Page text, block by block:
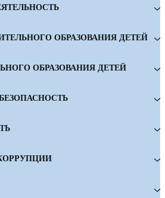
ОБРАЗОВАНИЯ ДЕТЕЙ
ОБРАЗОВАНИЯ ДЕТЕЙ